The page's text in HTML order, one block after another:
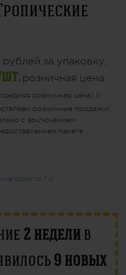
рублей за упаковку,
шт. розничная цена
розничная цена) (!
розничные продажи!
с заключением
пакета
2 недели в
9 новых